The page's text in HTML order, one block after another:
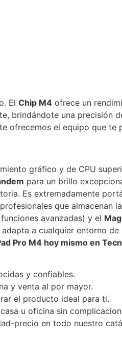
El Chip M4 ofrece un
brindándote una precisión
ofrecemos el equipo que te
gráfico y de CPU
para un brillo
Es extremadamente
que almacenan
avanzadas) y el
a cualquier entorno de
Pro M4 hoy mismo en
y confiables.
y venta al por mayor.
el producto ideal para ti.
u oficina sin
precio en todo nuestro